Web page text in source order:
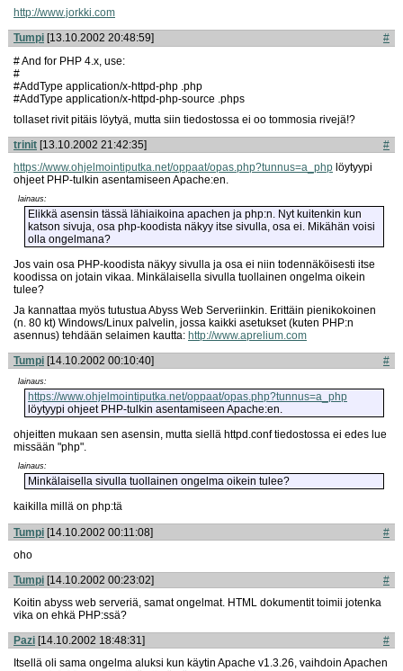
http://www.jorkki.com
Tumpi [13.10.2002 20:48:59]
#
# And for PHP 4.x, use:
#
#AddType application/x-httpd-php .php
#AddType application/x-httpd-php-source .phps
tollaset rivit pitäis löytyä, mutta siin tiedostossa ei oo tommosia rivejä!?
trinit [13.10.2002 21:42:35]
#
https://www.ohjelmointiputka.net/oppaat/opas.php?tunnus=a_php löytyypi
ohjeet PHP-tulkin asentamiseen Apache:en.
lainaus:
Elikkä asensin tässä lähiaikoina apachen ja php:n. Nyt kuitenkin kun
katson sivuja, osa php-koodista näkyy itse sivulla, osa ei. Mikähän voisi
olla ongelmana?
Jos vain osa PHP-koodista näkyy sivulla ja osa ei niin todennäköisesti itse
koodissa on jotain vikaa. Minkälaisella sivulla tuollainen ongelma oikein
tulee?
Ja kannattaa myös tutustua Abyss Web Serveriinkin. Erittäin pienikokoinen
(n. 80 kt) Windows/Linux palvelin, jossa kaikki asetukset (kuten PHP:n
asennus) tehdään selaimen kautta: http://www.aprelium.com
Tumpi [14.10.2002 00:10:40] #
lainaus:
https://www.ohjelmointiputka.net/oppaat/opas.php?tunnus=a_php
löytyypi ohjeet PHP-tulkin asentamiseen Apache:en.
ohjeitten mukaan sen asensin, mutta siellä httpd.conf tiedostossa ei edes lue
missään "php".
lainaus:
Minkälaisella sivulla tuollainen ongelma oikein tulee?
kaikilla millä on php:tä
Tumpi [14.10.2002 00:11:08]
#
oho
Tumpi [14.10.2002 00:23:02]
#
Koitin abyss web serveriä, samat ongelmat. HTML dokumentit toimii jotenka
vika on ehkä PHP:ssä?
Pazi [14.10.2002 18:48:31]
#
Itsellä oli sama ongelma aluksi kun käytin Apache v1.3.26, vaihdoin Apachen